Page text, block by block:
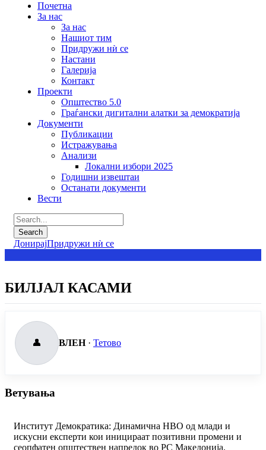
Почетна
За нас
За нас
Нашиот тим
Придружи нѝ се
Настани
Галерија
Контакт
Проекти
Општество 5.0
Граѓански дигитални алатки за демократија
Документи
Публикации
Истражувања
Анализи
Локални избори 2025
Годишни извештаи
Останати документи
Вести
ДонирајПридружи нѝ се
БИЛЈАЛ КАСАМИ
👤 ВЛЕН· Тетово
Ветувања
Институт Демократика: Динамична НВО од млади и
искусни експерти кои иницираат позитивни промени и
сеопфатен општествен напредок во РС Македонија.